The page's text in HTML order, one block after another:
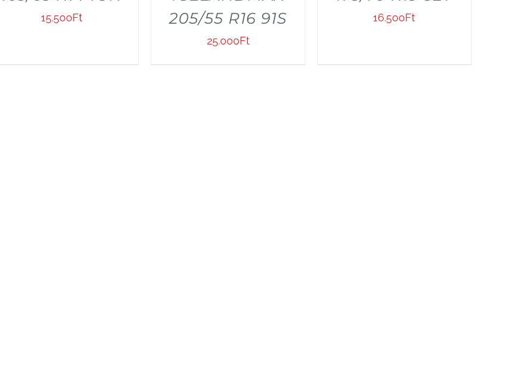
15.500Ft
205/55 R16 91S
25.000Ft
16.500Ft